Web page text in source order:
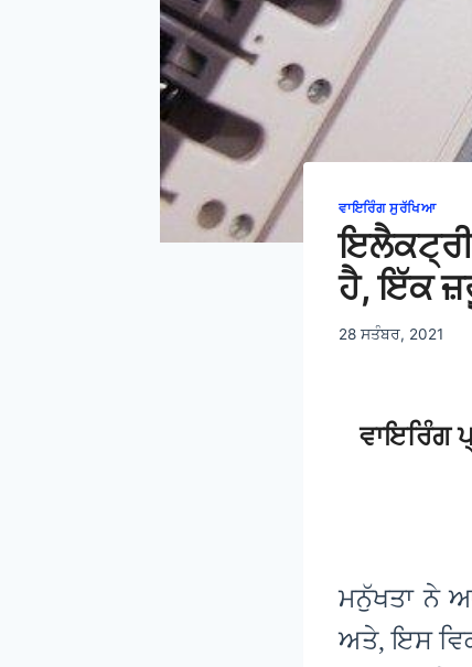
ਵਾਇਰਿੰਗ ਸੁਰੱਖਿਆ
ਹੈ, ਇੱਕ
28 ਸਤੰਬਰ, 2021
ਵਾਇਰਿੰਗ
ਮਨੁੱਖਤਾ ਨੇ
ਅਤੇ, ਇਸ